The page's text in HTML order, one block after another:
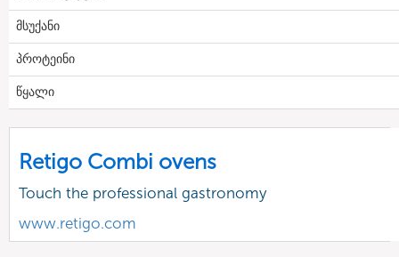
მსუქანი
პროტეინი
წყალი
Retigo Combi ovens
Touch the professional gastronomy
www.retigo.com